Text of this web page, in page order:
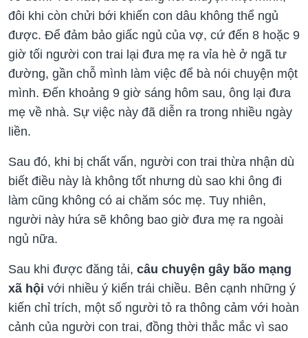
đôi khi còn chửi bới khiến con dâu không thể ngủ
được. Để đảm bảo giấc ngủ của vợ, cứ đến 8 hoặc 9
giờ tối người con trai lại đưa mẹ ra vỉa hè ở ngã tư
đường, gần chỗ mình làm việc để bà nói chuyện một
mình. Đến khoảng 9 giờ sáng hôm sau, ông lại đưa
mẹ về nhà. Sự việc này đã diễn ra trong nhiều ngày
liền.
Sau đó, khi bị chất vấn, người con trai thừa nhận dù
biết điều này là không tốt nhưng dù sao khi ông đi
làm cũng không có ai chăm sóc mẹ. Tuy nhiên,
người này hứa sẽ không bao giờ đưa mẹ ra ngoài
ngủ nữa.
Sau khi được đăng tải, câu chuyện gây bão mạng
xã hội với nhiều ý kiến trái chiều. Bên cạnh những ý
kiến chỉ trích, một số người tỏ ra thông cảm với hoàn
cảnh của người con trai, đồng thời thắc mắc vì sao